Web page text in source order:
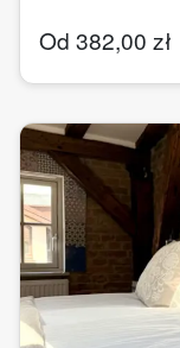
Od 382,00 zł